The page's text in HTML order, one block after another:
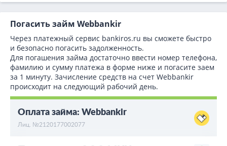
Погасить займ Webbankir
Через платежный сервис bаnkiros.ru вы сможете быстро
и безопасно погасить задолженность.
Для погашения займа достаточно ввести номер телефона,
фамилию и сумму платежа в форме ниже и погасите заем
за 1 минуту. Зачисление средств на счет Webbankir
происходит на следующий рабочий день.